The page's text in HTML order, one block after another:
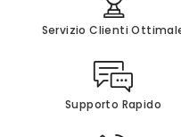
Servizio Clienti
Supporto Rapido